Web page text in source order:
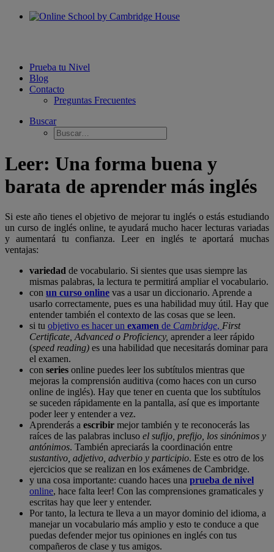
Prueba tu Nivel
Blog
Contacto
Preguntas Frecuentes
Buscar
Leer: Una forma buena y
barata de aprender más inglés
Si este año tienes el objetivo de mejorar tu inglés o estás estudiando
un curso de inglés online, te ayudará mucho hacer lecturas variadas
y aumentará tu confianza. Leer en inglés te aportará muchas
ventajas:
variedad de vocabulario. Si sientes que usas siempre las
mismas palabras, la lectura te permitirá ampliar el vocabulario.
con un curso online vas a usar un diccionario. Aprende a
usarlo correctamente, pues es una habilidad muy útil. Hay que
entender también el contexto de las cosas que se leen.
si tu objetivo es hacer un examen de Cambridge, First
Certificate, Advanced o Proficiency, aprender a leer rápido
(speed reading) es una habilidad que necesitarás dominar para
el examen.
con series online puedes leer los subtítulos mientras que
mejoras la comprensión auditiva (como haces con un curso
online de inglés). Hay que tener en cuenta que los subtítulos
se suceden rápidamente en la pantalla, así que es importante
poder leer y entender a vez.
Aprenderás a escribir mejor también y te reconocerás las
raíces de las palabras incluso el sufijo, prefijo, los sinónimos y
antónimos. También apreciarás la coordinación entre
sustantivo, adjetivo, adverbio y participio. Este es otro de los
ejercicios que se realizan en los exámenes de Cambridge.
y una cosa importante: cuando haces una prueba de nivel
online, hace falta leer! Con las comprensiones gramaticales y
escritas hay que leer y entender.
Por tanto, la lectura te lleva a un mayor dominio del idioma, a
manejar un vocabulario más amplio y esto te conduce a que
puedas defender mejor tus opiniones en inglés con tus
compañeros de clase y tus amigos.